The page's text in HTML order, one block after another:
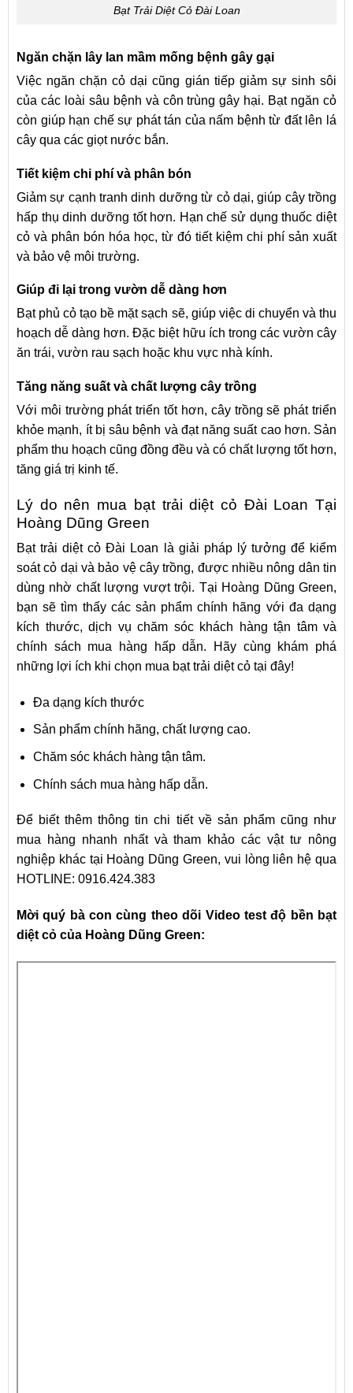
Bạt Trải Diệt Cỏ Đài Loan
Ngăn chặn lây lan mầm mống bệnh gây gại
Việc ngăn chặn cỏ dại cũng gián tiếp giảm sự sinh sôi
của các loài sâu bệnh và côn trùng gây hại. Bạt ngăn cỏ
còn giúp hạn chế sự phát tán của nấm bệnh từ đất lên lá
cây qua các giọt nước bắn.
Tiết kiệm chi phí và phân bón
Giảm sự cạnh tranh dinh dưỡng từ cỏ dại, giúp cây trồng
hấp thụ dinh dưỡng tốt hơn. Hạn chế sử dụng thuốc diệt
cỏ và phân bón hóa học, từ đó tiết kiệm chi phí sản xuất
và bảo vệ môi trường.
Giúp đi lại trong vườn dễ dàng hơn
Bạt phủ cỏ tạo bề mặt sạch sẽ, giúp việc di chuyển và thu
hoạch dễ dàng hơn. Đặc biệt hữu ích trong các vườn cây
ăn trái, vườn rau sạch hoặc khu vực nhà kính.
Tăng năng suất và chất lượng cây trồng
Với môi trường phát triển tốt hơn, cây trồng sẽ phát triển
khỏe mạnh, ít bị sâu bệnh và đạt năng suất cao hơn. Sản
phẩm thu hoạch cũng đồng đều và có chất lượng tốt hơn,
tăng giá trị kinh tế.
Lý do nên mua bạt trải diệt cỏ Đài Loan Tại
Hoàng Dũng Green
Bạt trải diệt cỏ Đài Loan là giải pháp lý tưởng để kiểm
soát cỏ dại và bảo vệ cây trồng, được nhiều nông dân tin
dùng nhờ chất lượng vượt trội. Tại Hoàng Dũng Green,
bạn sẽ tìm thấy các sản phẩm chính hãng với đa dạng
kích thước, dịch vụ chăm sóc khách hàng tận tâm và
chính sách mua hàng hấp dẫn. Hãy cùng khám phá
những lợi ích khi chọn mua bạt trải diệt cỏ tại đây!
Đa dạng kích thước
Sản phẩm chính hãng, chất lượng cao.
Chăm sóc khách hàng tận tâm.
Chính sách mua hàng hấp dẫn.
Để biết thêm thông tin chi tiết về sản phẩm cũng như
mua hàng nhanh nhất và tham khảo các vật tư nông
nghiệp khác tại Hoàng Dũng Green, vui lòng liên hệ qua
HOTLINE: 0916.424.383
Mời quý bà con cùng theo dõi Video test độ bền bạt
diệt cỏ của Hoàng Dũng Green: